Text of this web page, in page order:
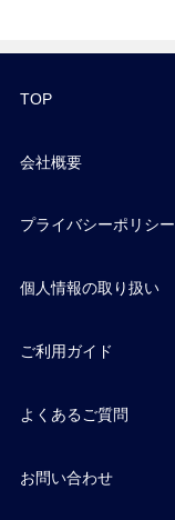
TOP
会社概要
プライバシーポリシー
個人情報の取り扱い
ご利用ガイド
よくあるご質問
お問い合わせ